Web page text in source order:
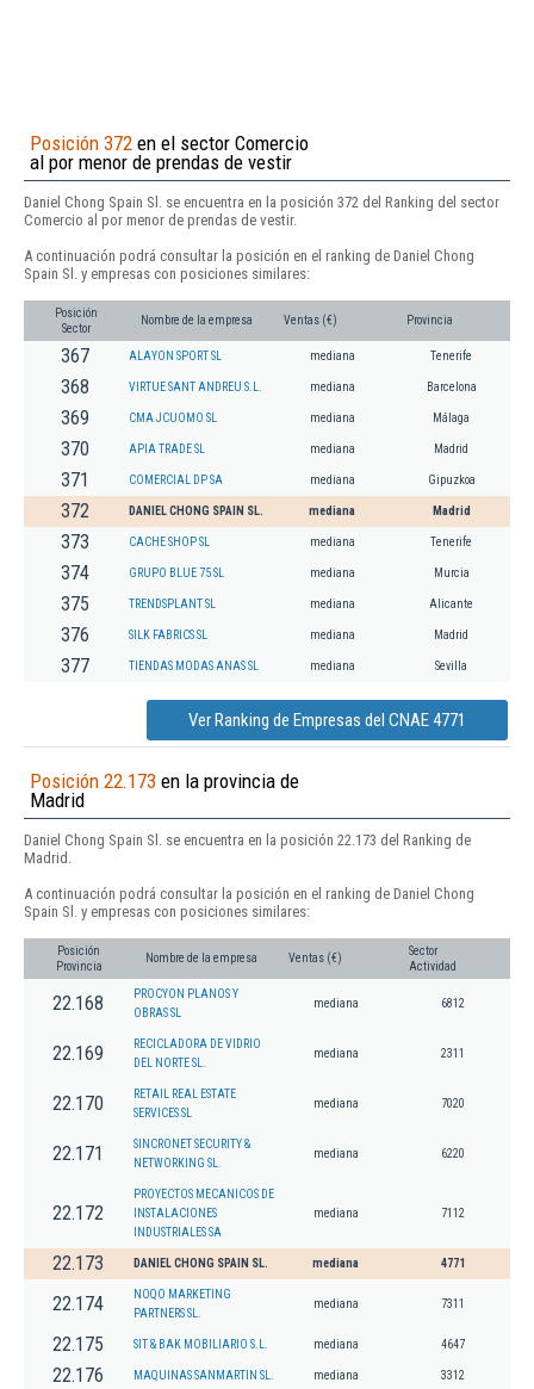
Posición 372 en el sector Comercio
al por menor de prendas de vestir
Daniel Chong Spain Sl. se encuentra en la posición 372 del Ranking del sector
Comercio al por menor de prendas de vestir.
A continuación podrá consultar la posición en el ranking de Daniel Chong
Spain Sl. y empresas con posiciones similares:
Posición
Sector
Nombre de la empresa Ventas (€) Provincia
367 ALAYON SPORT SL mediana Tenerife
368 VIRTUE SANT ANDREU S.L. mediana Barcelona
369 CMA JCUOMO SL mediana Málaga
370 APIA TRADE SL mediana Madrid
371 COMERCIAL DP SA mediana Gipuzkoa
372 DANIEL CHONG SPAIN SL. mediana Madrid
373 CACHE SHOP SL mediana Tenerife
374 GRUPO BLUE 75 SL mediana Murcia
375 TRENDSPLANT SL mediana Alicante
376 SILK FABRICS SL mediana Madrid
377 TIENDAS MODAS ANAS SL mediana Sevilla
Ver Ranking de Empresas del CNAE 4771
Posición 22.173 en la provincia de
Madrid
Daniel Chong Spain Sl. se encuentra en la posición 22.173 del Ranking de
Madrid.
A continuación podrá consultar la posición en el ranking de Daniel Chong
Spain Sl. y empresas con posiciones similares:
Posición
Provincia
Nombre de la empresa Ventas (€)
Sector
Actividad
22.168
PROCYON PLANOS Y
OBRAS SL
mediana 6812
22.169
RECICLADORA DE VIDRIO
DEL NORTE SL.
mediana 2311
22.170
RETAIL REAL ESTATE
SERVICES SL
mediana 7020
22.171
SINCRONET SECURITY &
NETWORKING SL.
mediana 6220
22.172
PROYECTOS MECANICOS DE
INSTALACIONES
INDUSTRIALES SA
mediana 7112
22.173 DANIEL CHONG SPAIN SL. mediana 4771
22.174
NOQO MARKETING
PARTNERS SL.
mediana 7311
22.175 SIT & BAK MOBILIARIO S.L. mediana 4647
22.176 MAQUINAS SANMARTIN SL. mediana 3312